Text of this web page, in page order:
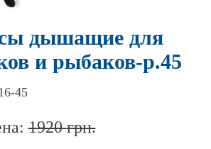
дышащие для
и рыбаков-р.45
45
1920 грн.